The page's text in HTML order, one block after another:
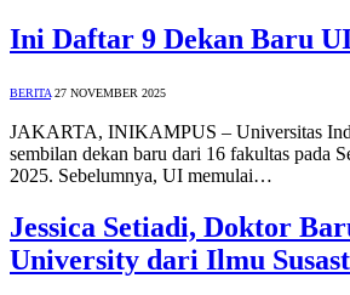
Ini Daftar 9 Dekan Baru
BERITA 27 NOVEMBER 2025
JAKARTA, INIKAMPUS – Universitas
sembilan dekan baru dari 16 fakultas pada
2025. Sebelumnya, UI memulai…
Jessica Setiadi, Doktor
University dari Ilmu